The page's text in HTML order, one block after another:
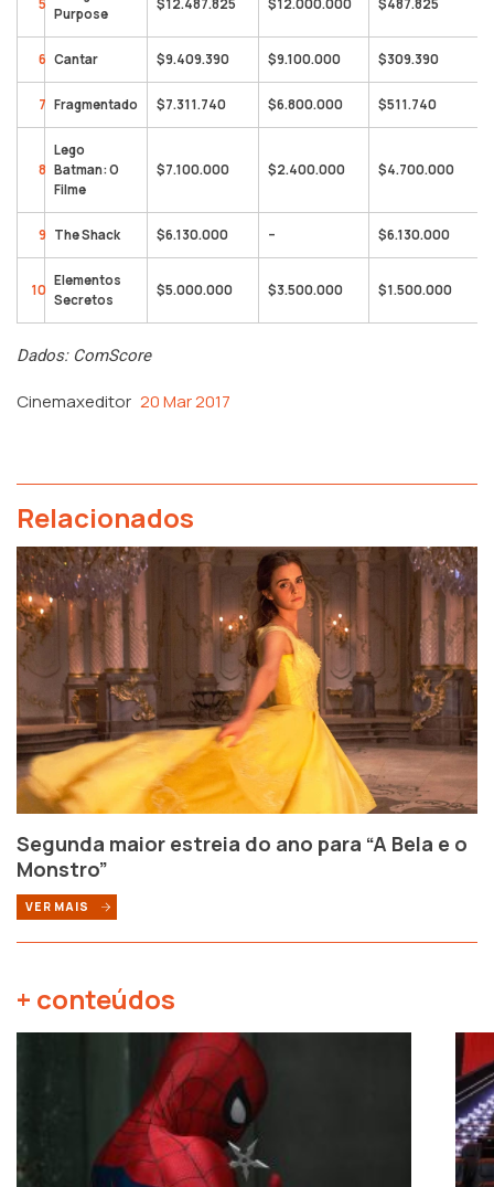
5
Purpose
$12.487.825 $12.000.000 $487.825
6 Cantar $9.409.390 $9.100.000 $309.390
7 Fragmentado $7.311.740 $6.800.000 $511.740
8
Lego
Batman: O
Filme
$7.100.000 $2.400.000 $4.700.000
9 The Shack $6.130.000 – $6.130.000
10
Elementos
Secretos
$5.000.000 $3.500.000 $1.500.000
Dados: ComScore
Cinemaxeditor 20 Mar 2017
Relacionados
Segunda maior estreia do ano para “A Bela e o
Monstro”
VER MAIS
+ conteúdos